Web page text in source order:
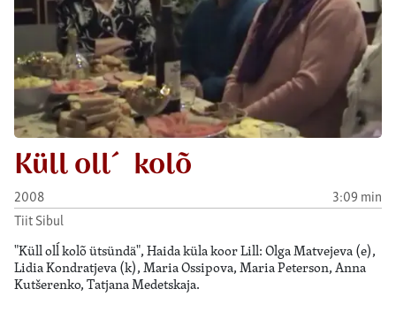
Küll oll´ kolõ
2008
3:09 min
Tiit Sibul
"Küll olĺ kolõ ütsündä", Haida küla koor Lill: Olga Matvejeva (e),
Lidia Kondratjeva (k), Maria Ossipova, Maria Peterson, Anna
Kutšerenko, Tatjana Medetskaja.